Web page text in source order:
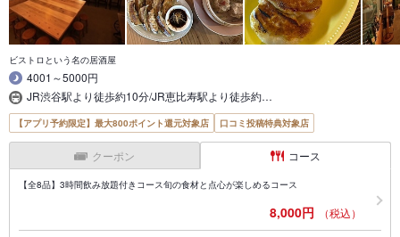
ビストロという名の居酒屋
4001～5000円
JR渋谷駅より徒歩約10分/JR恵比寿駅より徒歩約…
【アプリ予約限定】最大800ポイント還元対象店 口コミ投稿特典対象店
クーポン コース
【全8品】3時間飲み放題付きコース旬の食材と点心が楽しめるコース
8,000円 （税込）